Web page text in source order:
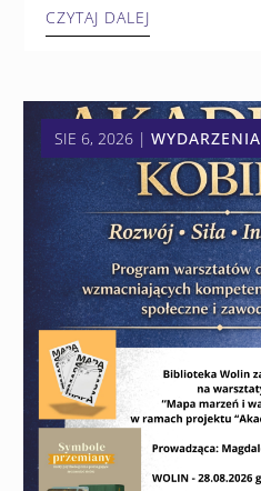
CZYTAJ DALEJ
SIE 6, 2026 |WYDARZENIA